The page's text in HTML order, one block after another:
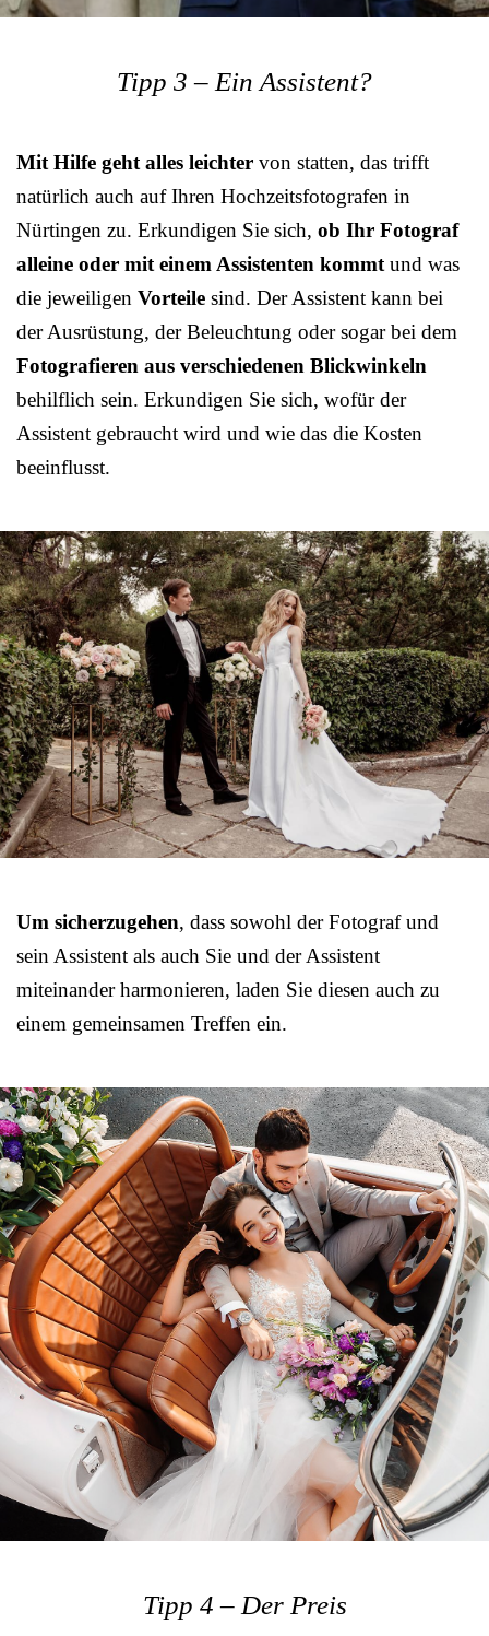
Tipp 3 – Ein Assistent?
Mit Hilfe geht alles leichter von statten, das trifft
natürlich auch auf Ihren Hochzeitsfotografen in
Nürtingen zu. Erkundigen Sie sich, ob Ihr Fotograf
alleine oder mit einem Assistenten kommt und was
die jeweiligen Vorteile sind. Der Assistent kann bei
der Ausrüstung, der Beleuchtung oder sogar bei dem
Fotografieren aus verschiedenen Blickwinkeln
behilflich sein. Erkundigen Sie sich, wofür der
Assistent gebraucht wird und wie das die Kosten
beeinflusst.
Um sicherzugehen, dass sowohl der Fotograf und
sein Assistent als auch Sie und der Assistent
miteinander harmonieren, laden Sie diesen auch zu
einem gemeinsamen Treffen ein.
Tipp 4 – Der Preis